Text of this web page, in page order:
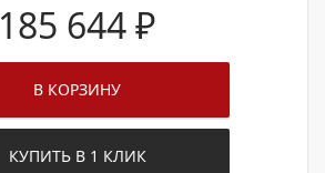
185 644₽
В КОРЗИНУ
КУПИТЬ В 1 КЛИК